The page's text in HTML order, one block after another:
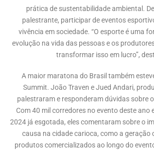
prática de sustentabilidade ambiental.
palestrante, participar de eventos
vivência em sociedade. “O esporte é uma
evolução na vida das pessoas e os
transformar isso em lucro”,
A maior maratona do Brasil também
Summit. João Traven e Jued Andari,
palestraram e responderam dúvidas sobre
Com 40 mil corredores no evento deste ano
2024 já esgotada, eles comentaram sobre o
causa na cidade carioca, como a geração
produtos comercializados ao longo do